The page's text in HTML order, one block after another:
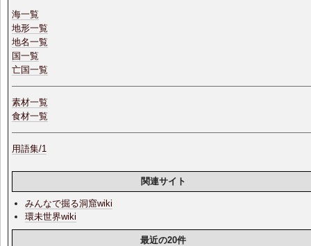
海一覧
地形一覧
地名一覧
国一覧
亡国一覧
素材一覧
食材一覧
用語集/1
関連サイト
みんなで掘る洞窟wiki
環未世界wiki
最近の20件